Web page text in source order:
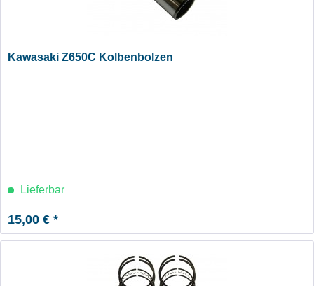
Kawasaki Z650C Kolbenbolzen
Lieferbar
15,00 € *